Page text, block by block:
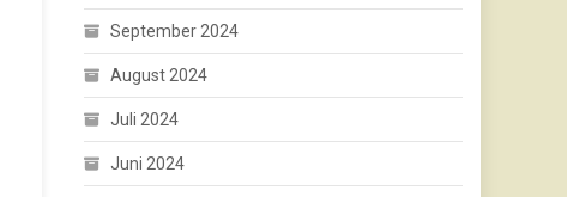
September 2024
August 2024
Juli 2024
Juni 2024